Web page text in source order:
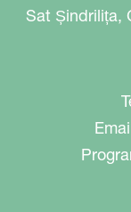
Sat Șindrilița,